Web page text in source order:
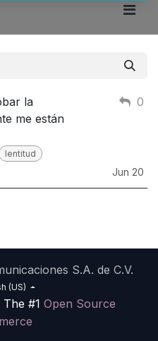
la
me están
lentitud
0
Jun 20
S.A. de C.V.
(US)
#1 Open Source